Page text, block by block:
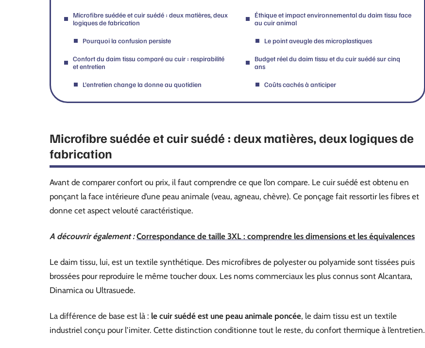
Microfibre suédée et cuir suédé : deux matières, deux
logiques de fabrication
Pourquoi la confusion persiste
Confort du daim tissu comparé au cuir : respirabilité
et entretien
L’entretien change la donne au quotidien
Éthique et impact environnemental du daim tissu face
au cuir animal
Le point aveugle des microplastiques
Budget réel du daim tissu et du cuir suédé sur cinq
ans
Coûts cachés à anticiper
Microfibre suédée et cuir suédé : deux matières, deux logiques de
fabrication
Avant de comparer confort ou prix, il faut comprendre ce que l’on compare. Le cuir suédé est obtenu en
ponçant la face intérieure d’une peau animale (veau, agneau, chèvre). Ce ponçage fait ressortir les fibres et
donne cet aspect velouté caractéristique.
A découvrir également : Correspondance de taille 3XL : comprendre les dimensions et les équivalences
Le daim tissu, lui, est un textile synthétique. Des microfibres de polyester ou polyamide sont tissées puis
brossées pour reproduire le même toucher doux. Les noms commerciaux les plus connus sont Alcantara,
Dinamica ou Ultrasuede.
La différence de base est là : le cuir suédé est une peau animale poncée, le daim tissu est un textile
industriel conçu pour l’imiter. Cette distinction conditionne tout le reste, du confort thermique à l’entretien.